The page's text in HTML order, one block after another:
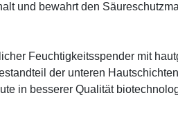
und bewahrt den
Feuchtigkeitsspender mit
der unteren
in besserer Qualität